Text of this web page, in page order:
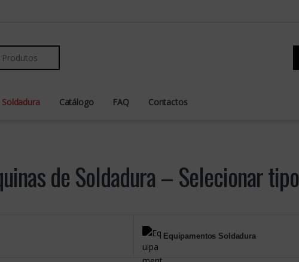
Soldadura Catálogo FAQ Contactos
de Soldadura – Selecionar tipo
Equipamentos Soldadura